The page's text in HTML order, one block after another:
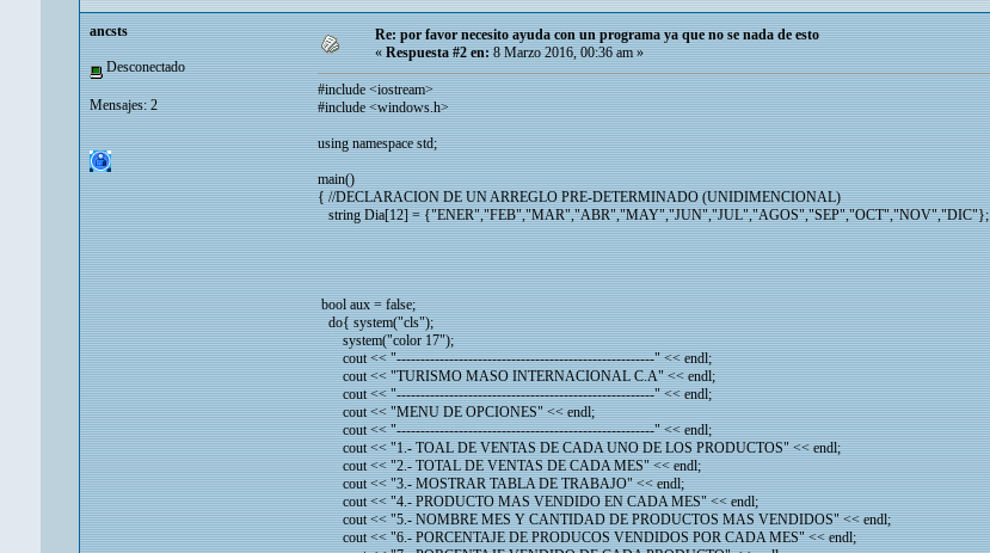
ancsts
Desconectado
Mensajes: 2
Re: por favor necesito ayuda con un programa ya que no se nada de esto
«Respuesta #2 en:8 Marzo 2016, 00:36 am »
#include <iostream>
#include <windows.h>
using namespace std;
main()
{ //DECLARACION DE UN ARREGLO PRE-DETERMINADO (UNIDIMENCIONAL)
string Dia[12] = {"ENER","FEB","MAR","ABR","MAY","JUN","JUL","AGOS","SEP","OCT","NOV","DIC"};
bool aux = false;
do{ system("cls");
system("color 17");
cout << "------------------------------------------------------" << endl;
cout << "TURISMO MASO INTERNACIONAL C.A" << endl;
cout << "------------------------------------------------------" << endl;
cout << "MENU DE OPCIONES" << endl;
cout << "------------------------------------------------------" << endl;
cout << "1.- TOAL DE VENTAS DE CADA UNO DE LOS PRODUCTOS" << endl;
cout << "2.- TOTAL DE VENTAS DE CADA MES" << endl;
cout << "3.- MOSTRAR TABLA DE TRABAJO" << endl;
cout << "4.- PRODUCTO MAS VENDIDO EN CADA MES" << endl;
cout << "5.- NOMBRE MES Y CANTIDAD DE PRODUCTOS MAS VENDIDOS" << endl;
cout << "6.- PORCENTAJE DE PRODUCOS VENDIDOS POR CADA MES" << endl;